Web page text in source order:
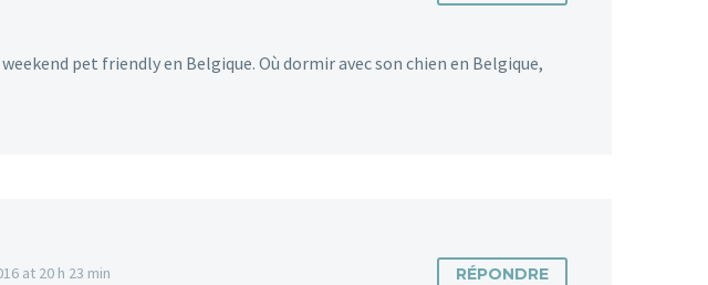
pet friendly en Belgique. Où dormir avec son chien en Belgique,
at 20 h 23 min RÉPONDRE